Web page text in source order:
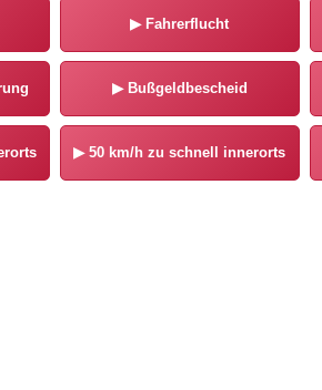
▶Fahrerflucht
▶Bußgeldbescheid
▶50 km/h zu schnell innerorts